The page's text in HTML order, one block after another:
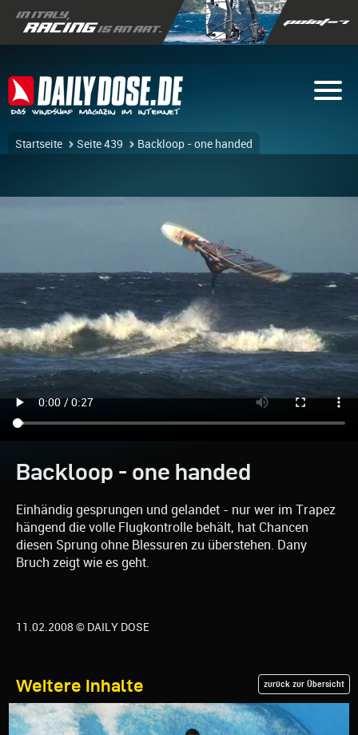
Startseite Seite 439 Backloop - one handed
Backloop - one handed
Einhändig gesprungen und gelandet - nur wer im Trapez
hängend die volle Flugkontrolle behält, hat Chancen
diesen Sprung ohne Blessuren zu überstehen. Dany
Bruch zeigt wie es geht.
11.02.2008 © DAILY DOSE
Weitere Inhalte zurück zur Übersicht